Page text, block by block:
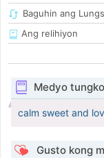
Baguhin ang
Ang relihiyon
Medyo
calm sweet and
Gusto kong